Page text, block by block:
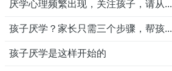
厌学心理频繁出现，关注孩子，请从...
孩子厌学？家长只需三个步骤，帮孩...
孩子厌学是这样开始的